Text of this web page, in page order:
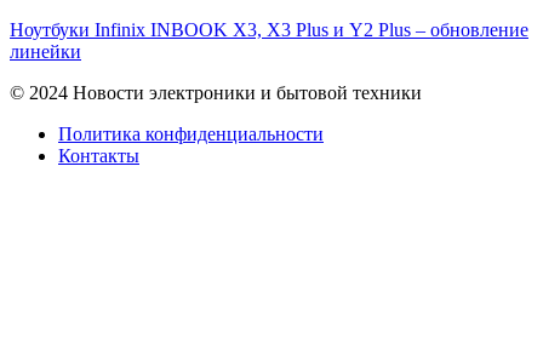
Ноутбуки Infinix INBOOK X3, X3 Plus и Y2 Plus – обновление
линейки
© 2024 Новости электроники и бытовой техники
Политика конфиденциальности
Контакты